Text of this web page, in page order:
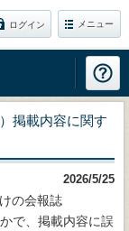
ログイン メニュー
掲載内容に関す
2026/5/25
の会報誌
で、掲載内容に誤